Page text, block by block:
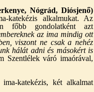
Nógrád, Diósjenő)
katekézis alkalmukat. Az
főbb gondolatként azt
az ima mindig ott
viszont ne csak a nehéz
hálát adni és másokért is
Szentlélek váró imaórával,
katekézis, két alkalmat